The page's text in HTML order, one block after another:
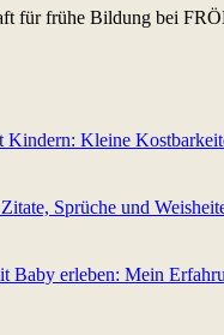
für frühe Bildung bei
Kindern: Kleine
Sprüche und
Baby erleben: Mein